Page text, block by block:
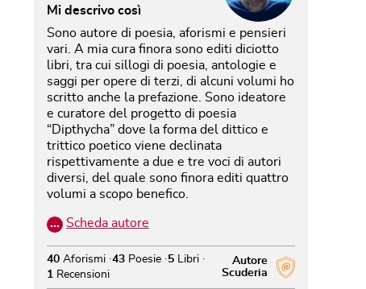
Mi descrivo così
Sono autore di poesia, aforismi e pensieri
vari. A mia cura finora sono editi diciotto
libri, tra cui sillogi di poesia, antologie e
saggi per opere di terzi, di alcuni volumi ho
scritto anche la prefazione. Sono ideatore
e curatore del progetto di poesia
“Dipthycha” dove la forma del dittico e
trittico poetico viene declinata
rispettivamente a due e tre voci di autori
diversi, del quale sono finora editi quattro
volumi a scopo benefico.
… Scheda autore
Autore
Scuderia
40 Aforismi 43 Poesie 5 Libri
1
Recensioni